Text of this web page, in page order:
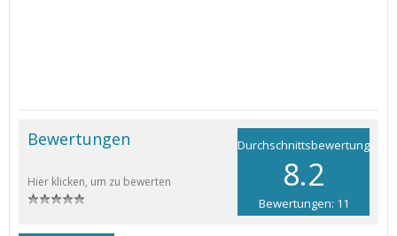
Durchschnittsbewertung
8.2
Bewertungen: 11
Bewertungen
Hier klicken, um zu bewerten